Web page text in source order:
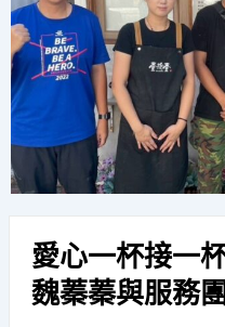
愛心一杯接一
魏蓁蓁與服務